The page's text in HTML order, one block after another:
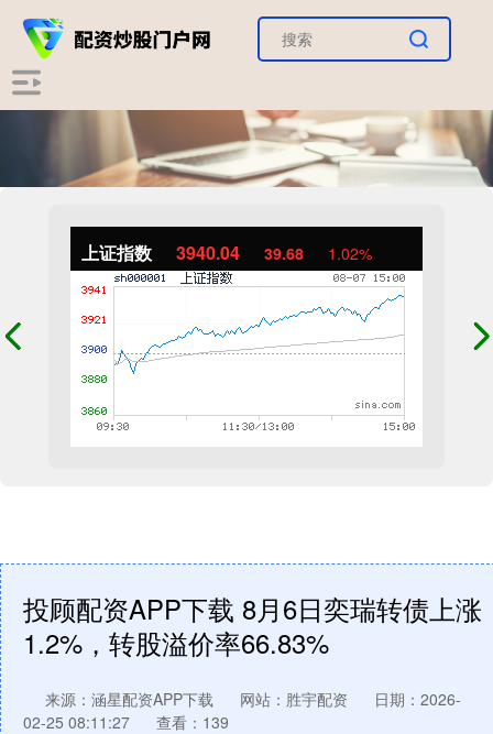
上证指数 3940.04 39.68 1.02%
投顾配资APP下载 8月6日奕瑞转债上涨
1.2%，转股溢价率66.83%
来源：涵星配资APP下载 网站：胜宇配资
日期：2026-
02-25 08:11:27
查看：139